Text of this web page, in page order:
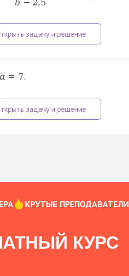
b − 2,5
α = 7.
КРУТЫЕ ПРЕПОДАВАТЕЛИ
КУРС